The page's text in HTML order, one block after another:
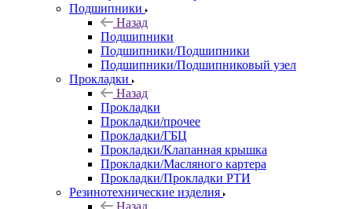
Подшипники
Назад
Подшипники
Подшипники/Подшипники
Подшипники/Подшипниковый узел
Прокладки
Назад
Прокладки
Прокладки/прочее
Прокладки/ГБЦ
Прокладки/Клапанная крышка
Прокладки/Масляного картера
Прокладки/Прокладки РТИ
Резинотехнические изделия
Назад